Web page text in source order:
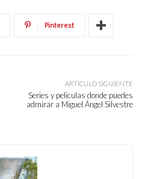
Pinterest
ARTÍCULO SIGUIENTE
Series y películas donde puedes
admirar a Miguel Ángel Silvestre